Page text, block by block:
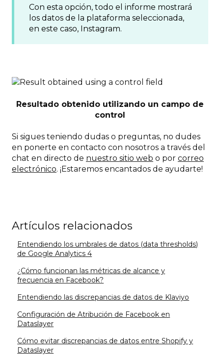
Con esta opción, todo el informe mostrará
los datos de la plataforma seleccionada,
en este caso, Instagram.
Resultado obtenido utilizando un campo de
control
Si sigues teniendo dudas o preguntas, no dudes
en ponerte en contacto con nosotros a través del
chat en directo de nuestro sitio web o por correo
electrónico. ¡Estaremos encantados de ayudarte!
Artículos relacionados
Entendiendo los umbrales de datos (data thresholds)
de Google Analytics 4
¿Cómo funcionan las métricas de alcance y
frecuencia en Facebook?
Entendiendo las discrepancias de datos de Klaviyo
Configuración de Atribución de Facebook en
Dataslayer
Cómo evitar discrepancias de datos entre Shopify y
Dataslayer